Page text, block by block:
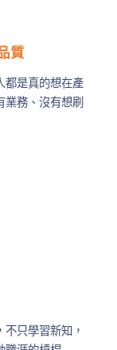
質
都是真的想在產
業務、沒有想刷
只學習新知，